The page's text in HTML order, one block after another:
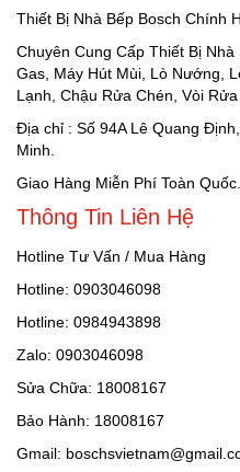
Thiết Bị Nhà Bếp Bosch Chính
Chuyên Cung Cấp Thiết Bị
Gas, Máy Hút Mùi, Lò Nướng,
Lạnh, Chậu Rửa Chén, Vòi
Địa chỉ : Số 94A Lê Quang
Minh.
Giao Hàng Miễn Phí Toàn Quốc.
Thông Tin Liên Hệ
Hotline Tư Vấn / Mua Hàng
Hotline: 0903046098
Hotline: 0984943898
Zalo: 0903046098
Sửa Chữa: 18008167
Bảo Hành: 18008167
Gmail: